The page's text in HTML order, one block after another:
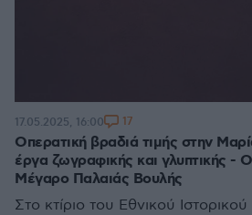
Οπερατική βραδιά τιμής στην
έργα ζωγραφικής και γλυπτικής -
Μέγαρο Παλαιάς Βουλής
Στο κτίριο του Εθνικού
17.05.2025, 16:00 17